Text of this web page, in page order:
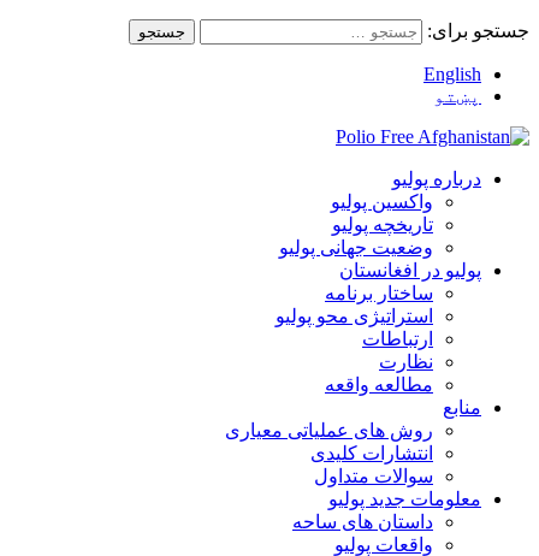
جستجو برای:
English
پښتو
درباره پولیو
واکسین پولیو
تاریخچه پولیو
وضعیت جهانی پولیو
پولیو در افغانستان
ساختار برنامه
استراتیژی محو پولیو
ارتباطات
نظارت
مطالعه واقعه
منابع
روش های عملیاتی معیاری
انتشارات کلیدی
سوالات متداول
معلومات جدید پولیو
داستان های ساحه
واقعات پولیو